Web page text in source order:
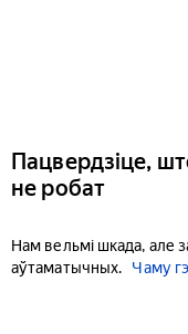
Пацвердзіце,
не робат
Нам вельмі шкада, але
аўтаматычных.
Чаму